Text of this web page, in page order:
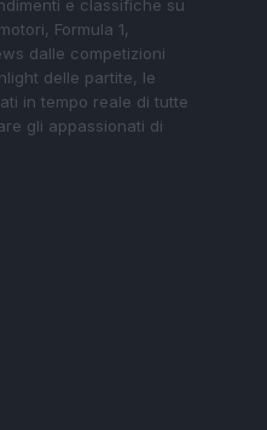
e classifiche su
Formula 1,
dalle competizioni
delle partite, le
in tempo reale di tutte
gli appassionati di